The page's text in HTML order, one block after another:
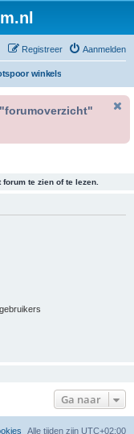
Aanmelden
Registreer
winkels
"forumoverzicht"
te zien of te lezen.
Ga naar
Alle tijden zijn UTC+02:00